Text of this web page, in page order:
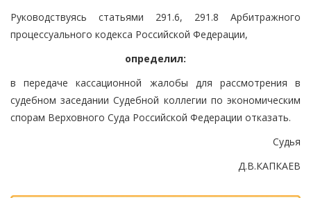
Руководствуясь статьями 291.6, 291.8 Арбитражного
процессуального кодекса Российской Федерации,
определил:
в передаче кассационной жалобы для рассмотрения в
судебном заседании Судебной коллегии по экономическим
спорам Верховного Суда Российской Федерации отказать.
Судья
Д.В.КАПКАЕВ